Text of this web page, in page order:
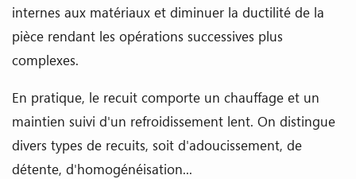
internes aux matériaux et diminuer la ductilité de la
pièce rendant les opérations successives plus
complexes.
En pratique, le recuit comporte un chauffage et un
maintien suivi d'un refroidissement lent. On distingue
divers types de recuits, soit d'adoucissement, de
détente, d'homogénéisation...